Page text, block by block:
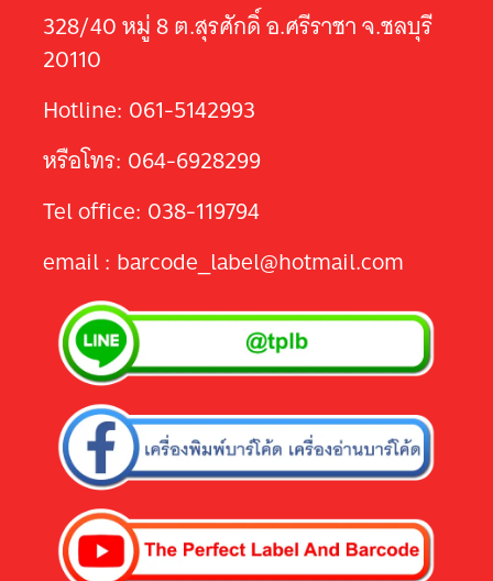
328/40 หมู่ 8 ต.สุรศักดิ์ อ.ศรีราชา จ.ชลบุรี
20110
Hotline: 061-5142993
หรือโทร: 064-6928299
Tel office: 038-119794
email : barcode_label@hotmail.com